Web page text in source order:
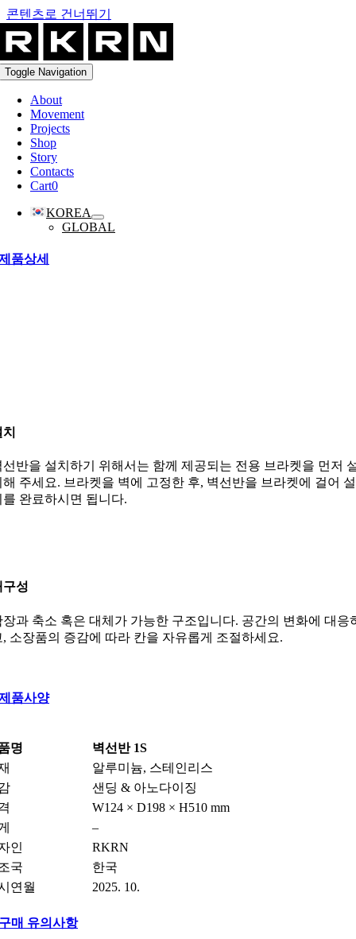
콘텐츠로 건너뛰기
Toggle Navigation
About
Movement
Projects
Shop
Story
Contacts
Cart0
KOREA
GLOBAL
품상세
선반을 설치하기 위해서는 함께 제공되는 전용 브라켓을 먼저
해 주세요. 브라켓을 벽에 고정한 후, 벽선반을 브라켓에 걸어 설
를 완료하시면 됩니다.
구성
장과 축소 혹은 대체가 가능한 구조입니다. 공간의 변화에 대응
, 소장품의 증감에 따라 칸을 자유롭게 조절하세요.
품사양
명
벽선반 1S
알루미늄, 스테인리스
샌딩 & 아노다이징
W124 × D198 × H510 mm
–
인
RKRN
국
한국
연월
2025. 10.
매 유의사항